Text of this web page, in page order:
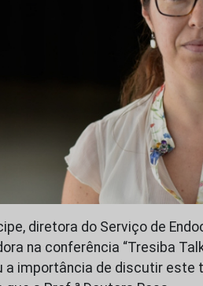
diretora do Serviço de
na conferência “Tresiba
a importância de discutir este